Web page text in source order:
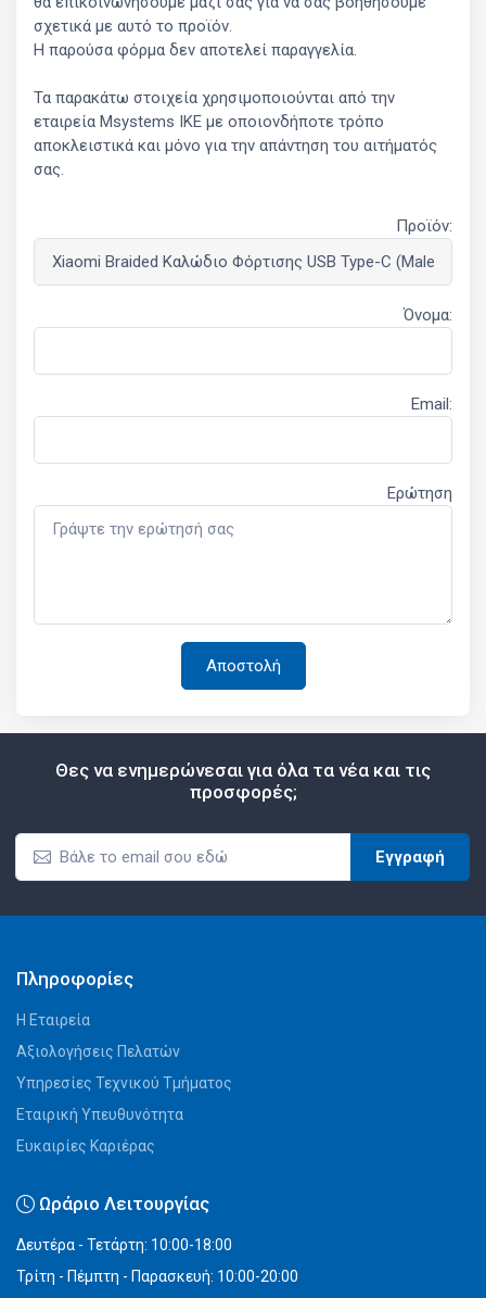
σχετικά με αυτό το προϊόν.
Η παρούσα φόρμα δεν αποτελεί παραγγελία.
Τα παρακάτω στοιχεία χρησιμοποιούνται από την
εταιρεία Msystems ΙΚΕ με οποιονδήποτε τρόπο
αποκλειστικά και μόνο για την απάντηση του αιτήματός
σας.
Προϊόν:
Όνομα:
Email:
Ερώτηση
Θες να ενημερώνεσαι για όλα τα νέα και τις
προσφορές;
Εγγραφή
Πληροφορίες
Η Εταιρεία
Αξιολογήσεις Πελατών
Υπηρεσίες Τεχνικού Τμήματος
Εταιρική Υπευθυνότητα
Ευκαιρίες Καριέρας
Ωράριο Λειτουργίας
Δευτέρα - Τετάρτη: 10:00-18:00
Τρίτη - Πέμπτη - Παρασκευή: 10:00-20:00